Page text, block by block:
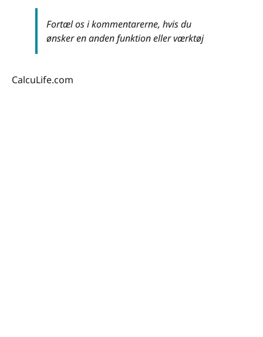
Fortæl os i kommentarerne, hvis du
ønsker en anden funktion eller værktøj
CalcuLife.com